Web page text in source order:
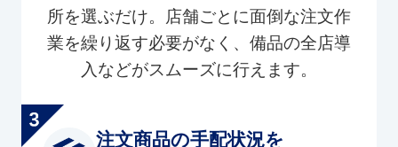
所を選ぶだけ。店舗ごとに面倒な注文作
業を繰り返す必要がなく、備品の全店導
入などがスムーズに行えます。
注文商品の手配状況を